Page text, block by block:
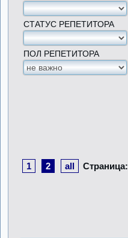
СТАТУС РЕПЕТИТОРА
ПОЛ РЕПЕТИТОРА
1 2 all Страница: